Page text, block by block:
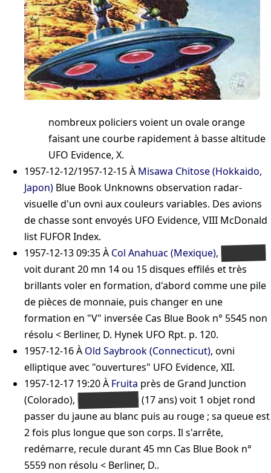
nombreux policiers voient un ovale orange
faisant une courbe rapidement à basse altitude
UFO Evidence, X.
1957-12-12/1957-12-15À Misawa Chitose (Hokkaido,
Japon) Blue Book Unknowns observation radar-
visuelle d'un ovni aux couleurs variables. Des avions
de chasse sont envoyés UFO Evidence, VIII McDonald
list FUFOR Index.
1957-12-13 09:35À Col Anahuac (Mexique), R. C. Cano
voit durant 20 mn 14 ou 15 disques effilés et très
brillants voler en formation, d'abord comme une pile
de pièces de monnaie, puis changer en une
formation en "V" inversée Cas Blue Book n° 5545 non
résolu < Berliner, D. Hynek UFO Rpt. p. 120.
1957-12-16À Old Saybrook (Connecticut), ovni
elliptique avec "ouvertures" UFO Evidence, XII.
1957-12-17 19:20À Fruita près de Grand Junction
(Colorado), F. G. Hickman(17 ans) voit 1 objet rond
passer du jaune au blanc puis au rouge ; sa queue est
2 fois plus longue que son corps. Il s'arrête,
redémarre, recule durant 45 mn Cas Blue Book n°
5559 non résolu < Berliner, D..